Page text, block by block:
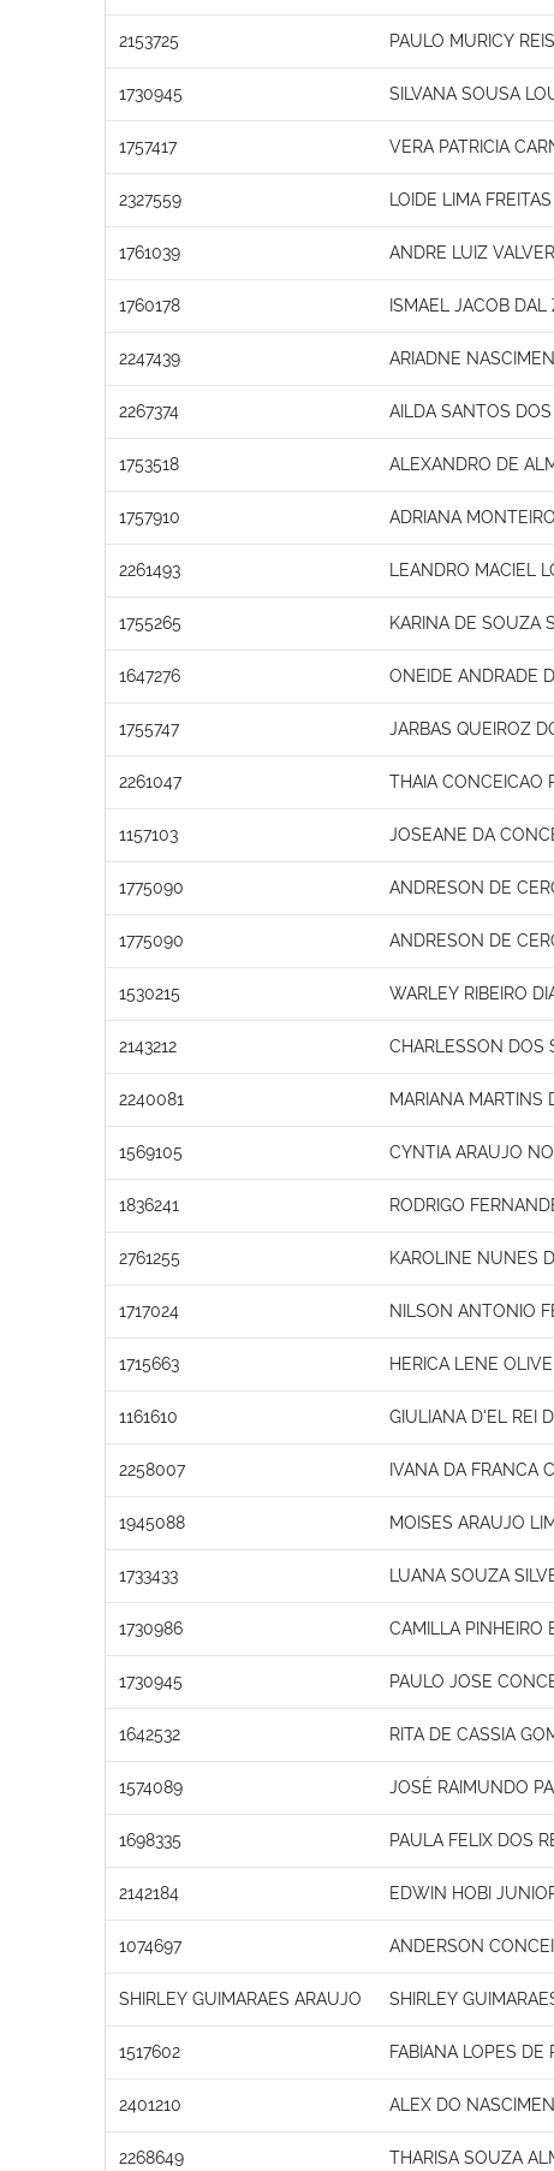
2153725 PAULO MURICY REIS
1730945 SILVANA SOUSA
1757417 VERA PATRICIA
2327559 LOIDE LIMA FREITAS
1761039 ANDRE LUIZ
1760178 ISMAEL JACOB
2247439 ARIADNE
2267374 AILDA SANTOS DOS
1753518 ALEXANDRO DE
1757910 ADRIANA
2261493 LEANDRO MACIEL
1755265 KARINA DE SOUZA
1647276 ONEIDE ANDRADE
1755747 JARBAS QUEIROZ
2261047 THAIA CONCEICAO
1157103 JOSEANE DA
1775090 ANDRESON DE
1775090 ANDRESON DE
1530215 WARLEY RIBEIRO
2143212 CHARLESSON DOS
2240081 MARIANA MARTINS
1569105 CYNTIA ARAUJO
1836241 RODRIGO
2761255 KAROLINE NUNES
1717024 NILSON ANTONIO
1715663 HERICA LENE
1161610 GIULIANA D'EL REI
2258007 IVANA DA FRANCA
1945088 MOISES ARAUJO
1733433 LUANA SOUZA
1730986 CAMILLA PINHEIRO
1730945 PAULO JOSE
1642532 RITA DE CASSIA
1574089 JOSÉ RAIMUNDO
1698335 PAULA FELIX DOS
2142184 EDWIN HOBI
1074697 ANDERSON
SHIRLEY GUIMARAES ARAUJO SHIRLEY
1517602 FABIANA LOPES DE
2401210 ALEX DO
2268649 THARISA SOUZA